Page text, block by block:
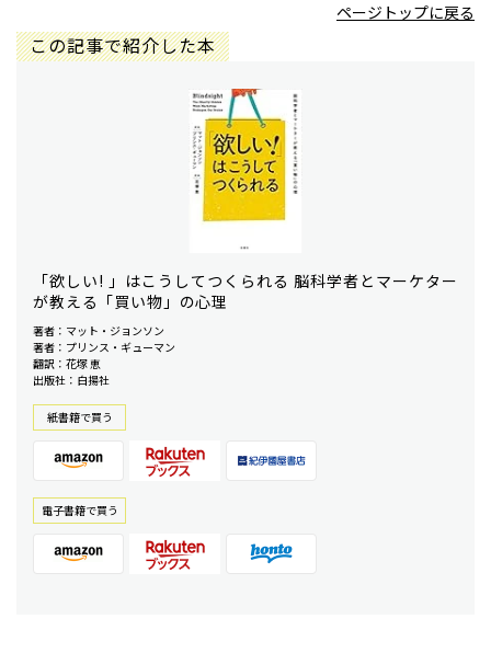
ページトップに戻る
この記事で紹介した本
「欲しい! 」はこうしてつくられる 脳科学者とマーケター
が教える「買い物」の心理
著者：マット・ジョンソン
著者：プリンス・ギューマン
翻訳：花塚 恵
出版社：白揚社
紙書籍で買う
電⼦書籍で買う